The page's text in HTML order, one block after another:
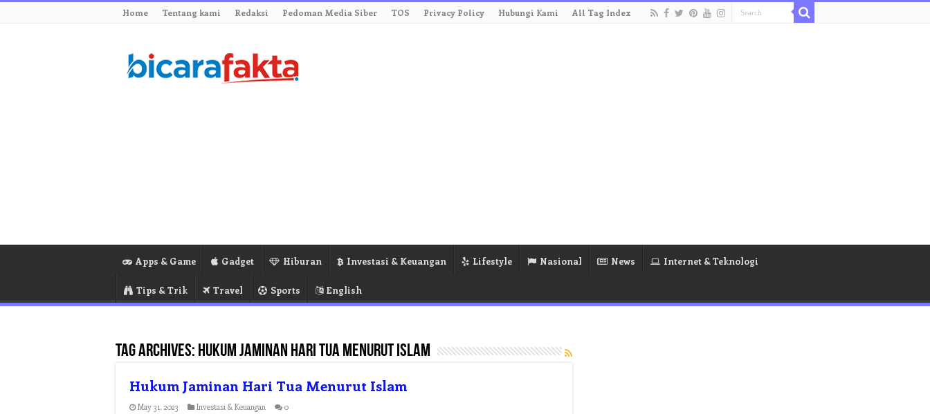
Home Tentang kami Redaksi Pedoman Media Siber TOS Privacy Policy Hubungi Kami All Tag Index
Apps & Game Gadget Hiburan Investasi & Keuangan Lifestyle Nasional News Internet & Teknologi
Tips & Trik Travel Sports English
Tag Archives: hukum jaminan hari tua menurut islam
Hukum Jaminan Hari Tua Menurut Islam
May 31, 2023 Investasi & Keuangan 0